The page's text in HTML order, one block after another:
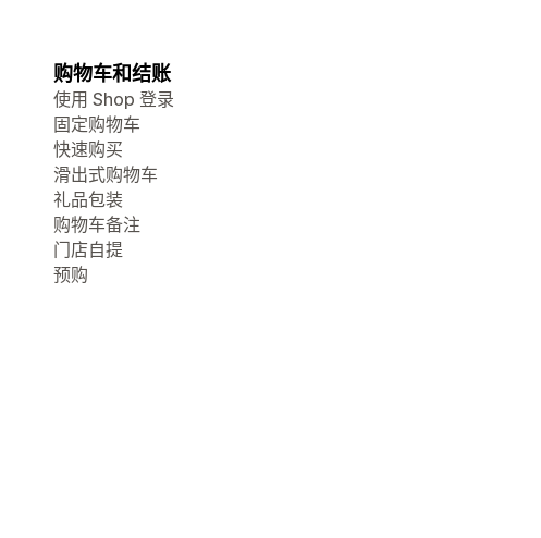
购物车和结账
使用 Shop 登录
固定购物车
快速购买
滑出式购物车
礼品包装
购物车备注
门店自提
预购